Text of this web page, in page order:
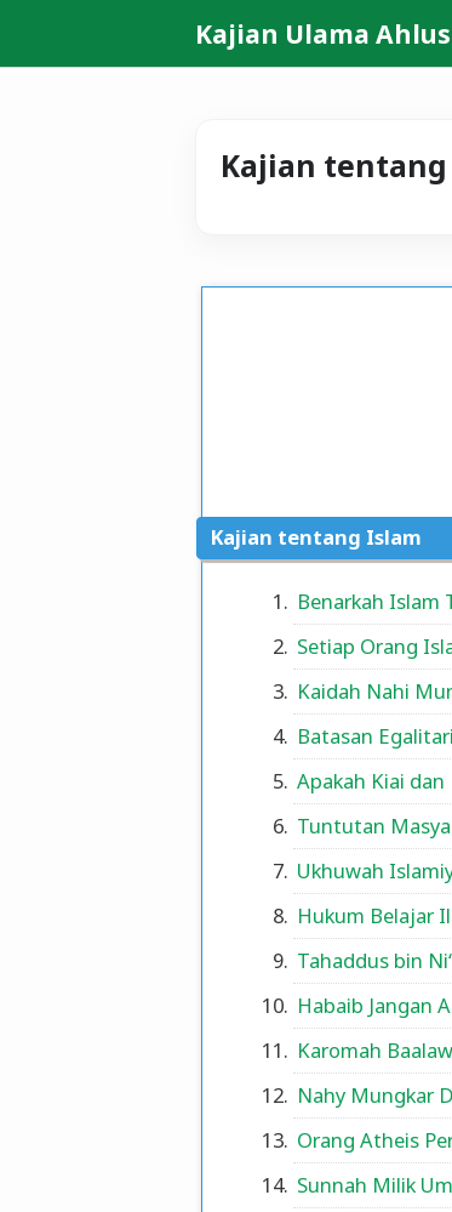
Kajian Ulama
Kajian
Kajian tentang Islam
Benarkah Islam
Setiap Orang
Kaidah Nahi
Batasan
Apakah Kiai
Tuntutan
Ukhuwah
Hukum Belajar
Tahaddus bin
Habaib Jangan
Karomah
Nahy Mungkar
Orang Atheis
Sunnah Milik